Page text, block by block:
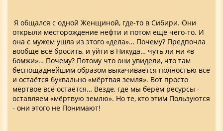
Я общался с одной Женщиной, где-то в Сибири. Они
открыли месторождение нефти и потом ещё чего-то. И
она с мужем ушла из этого «дела»… Почему? Предпочла
вообще всё бросить, и уйти в Никуда… чуть ли ни «в
бомжи»… Почему? Потому что они увидели, что там
беспощаднейшим образом выкачивается полностью всё
и остаётся буквально «мёртвая земля». Вот просто
мёртвое всё остаётся… Везде, где мы берём ресурсы -
оставляем «мёртвую землю». Но те, кто этим Пользуются
- они этого не Понимают!